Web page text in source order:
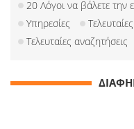
20 Λόγοι να βάλετε την
Υπηρεσίες
Τελευταίες αναζητήσεις